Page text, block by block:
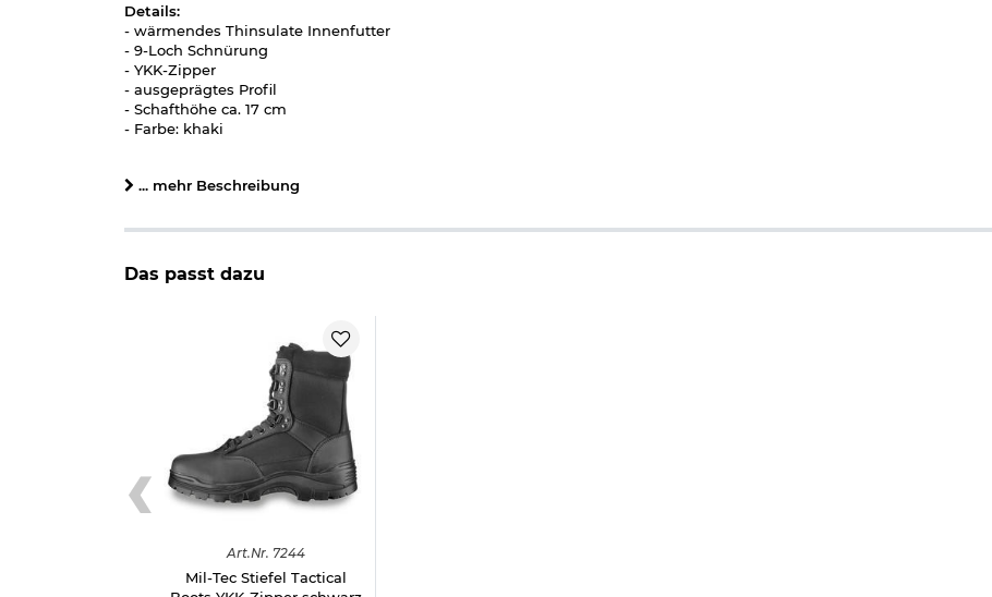
Details:
- wärmendes Thinsulate Innenfutter
- 9-Loch Schnürung
- YKK-Zipper
- ausgeprägtes Profil
- Schafthöhe ca. 17 cm
- Farbe: khaki
- Futter: 65% Polypropylen / 35% Polyester (Thinsulate)
Größen:
40 = US 7
41 = US 8
Herstellerinformationen
... mehr Beschreibung
Das passt dazu
Art.Nr. 7244
Mil-Tec Stiefel Tactical